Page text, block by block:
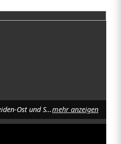
Johannisfeuer der KAB Weiden-Ost und St. Johannes. Foto: Helmut Kunzmehr anzeigen